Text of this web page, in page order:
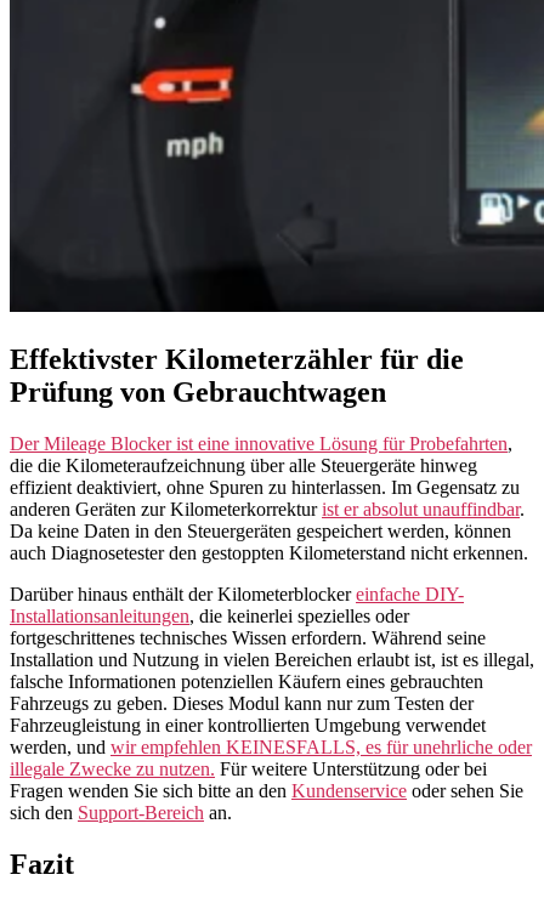
Effektivster Kilometerzähler für die
Prüfung von Gebrauchtwagen
Der Mileage Blocker ist eine innovative Lösung für Probefahrten,
die die Kilometeraufzeichnung über alle Steuergeräte hinweg
effizient deaktiviert, ohne Spuren zu hinterlassen. Im Gegensatz zu
anderen Geräten zur Kilometerkorrekturist er absolut unauffindbar.
Da keine Daten in den Steuergeräten gespeichert werden, können
auch Diagnosetester den gestoppten Kilometerstand nicht erkennen.
Darüber hinaus enthält der Kilometerblockereinfache DIY-
Installationsanleitungen, die keinerlei spezielles oder
fortgeschrittenes technisches Wissen erfordern. Während seine
Installation und Nutzung in vielen Bereichen erlaubt ist, ist es illegal,
falsche Informationen potenziellen Käufern eines gebrauchten
Fahrzeugs zu geben. Dieses Modul kann nur zum Testen der
Fahrzeugleistung in einer kontrollierten Umgebung verwendet
werden, und wir empfehlen KEINESFALLS, es für unehrliche oder
illegale Zwecke zu nutzen. Für weitere Unterstützung oder bei
Fragen wenden Sie sich bitte an den Kundenservice oder sehen Sie
sich den Support-Bereich an.
Fazit